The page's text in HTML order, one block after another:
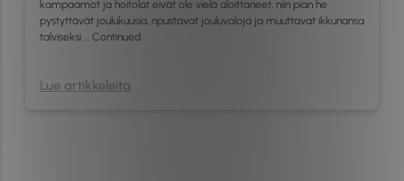
kampaamot ja hoitolat eivät ole vielä aloittaneet, niin pian he
pystyttävät joulukuusia, ripustavat jouluvaloja ja muuttavat ikkunansa
talviseksi … Continued
Lue artikkeleita